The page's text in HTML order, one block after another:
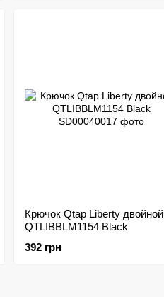
Крючок Qtap Liberty двойной
QTLIBBLM1154 Black
392 грн